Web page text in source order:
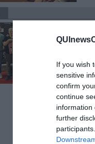
If you wish
sensitive
confirm
continue
information
further
Il